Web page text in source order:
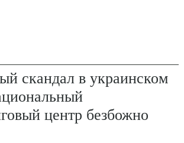
скандал в украинском
центр безбожно